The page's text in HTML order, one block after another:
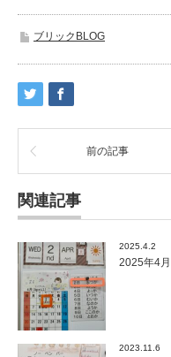
ブリックBLOG
前の記事
関連記事
2025.4.2
2025年4
2023.11.6